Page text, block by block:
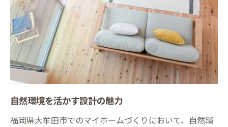
自然環境を活かす設計の魅力
福岡県大牟田市でのマイホームづくりにおいて、自然環